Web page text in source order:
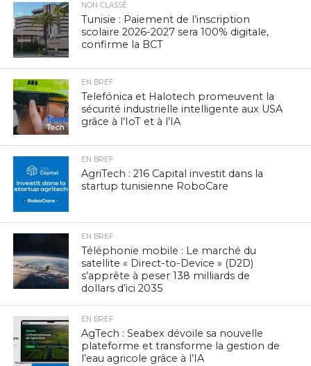
NON CLASSÉ
Tunisie : Paiement de l’inscription
scolaire 2026-2027 sera 100% digitale,
confirme la BCT
EN BREF
Telefónica et Halotech promeuvent la
sécurité industrielle intelligente aux USA
grâce à l’IoT et à l’IA
EN BREF
AgriTech : 216 Capital investit dans la
startup tunisienne RoboCare
EN BREF
Téléphonie mobile : Le marché du
satellite « Direct-to-Device » (D2D)
s’apprête à peser 138 milliards de
dollars d’ici 2035
EN BREF
AgTech : Seabex dévoile sa nouvelle
plateforme et transforme la gestion de
l’eau agricole grâce à l’IA